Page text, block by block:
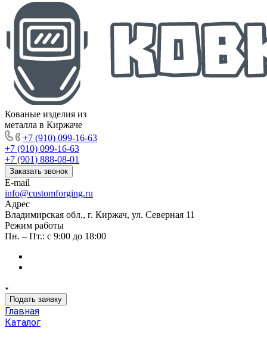
Кованые изделия из
металла в Киржаче
+7 (910) 099-16-63
+7 (910) 099-16-63
+7 (901) 888-08-01
Заказать звонок
E-mail
info@customforging.ru
Адрес
Владимирская обл., г. Киржач, ул. Северная 11
Режим работы
Пн. – Пт.: с 9:00 до 18:00
Подать заявку
Главная
Каталог